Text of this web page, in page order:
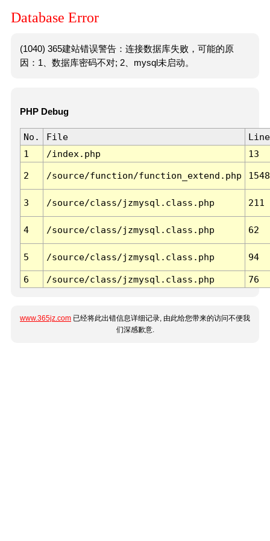
Database Error
(1040) 365建站错误警告：连接数据库失败，可能的原
因：1、数据库密码不对; 2、mysql未启动。
PHP Debug
No. File
Line
1
/index.php 13
2 /source/function/function_extend.php 1548
3 /source/class/jzmysql.class.php 211
4 /source/class/jzmysql.class.php 62
5 /source/class/jzmysql.class.php 94
6 /source/class/jzmysql.class.php 76
www.365jz.com 已经将此出错信息详细记录, 由此给您带来的访问不便我
们深感歉意.